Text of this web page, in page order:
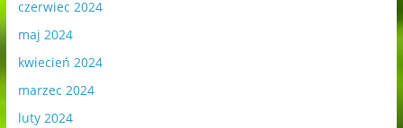
czerwiec 2024
maj 2024
kwiecień 2024
marzec 2024
luty 2024